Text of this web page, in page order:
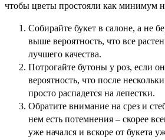
чтобы цветы простояли как минимум
Собирайте букет в салоне, а не
выше вероятность, что все
лучшего качества.
Потрогайте бутоны у роз, если
вероятность, что после
просто распадется на лепестки.
Обратите внимание на срез и
нем есть потемнения – скорее
уже начался и вскоре от букета